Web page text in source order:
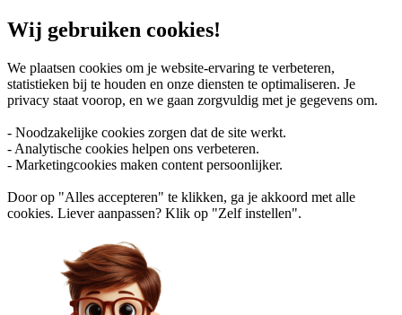
Wij gebruiken cookies!
We plaatsen cookies om je website-ervaring te verbeteren,
statistieken bij te houden en onze diensten te optimaliseren. Je
privacy staat voorop, en we gaan zorgvuldig met je gegevens om.
- Noodzakelijke cookies zorgen dat de site werkt.
- Analytische cookies helpen ons verbeteren.
- Marketingcookies maken content persoonlijker.
Door op "Alles accepteren" te klikken, ga je akkoord met alle
cookies. Liever aanpassen? Klik op "Zelf instellen".